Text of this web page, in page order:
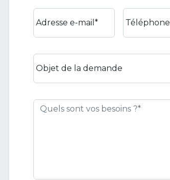
Adresse e-mail* Téléphone
Objet de la demande